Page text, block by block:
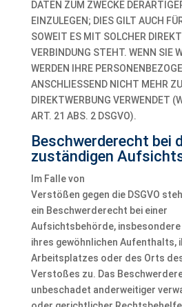
DATEN ZUM ZWECKE
EINZULEGEN; DIES GILT AUCH
SOWEIT ES MIT SOLCHER
VERBINDUNG STEHT. WENN SIE
WERDEN IHRE
ANSCHLIESSEND NICHT MEHR
DIREKTWERBUNG VERWENDET
ART. 21 ABS. 2 DSGVO).
Beschwerde­recht bei
zuständigen
Im Falle von
Verstößen gegen die DSGVO
ein Beschwerderecht bei einer
Aufsichtsbehörde,
ihres gewöhnlichen Aufenthalts,
Arbeitsplatzes oder des Orts
Verstoßes zu. Das
unbeschadet anderweitiger